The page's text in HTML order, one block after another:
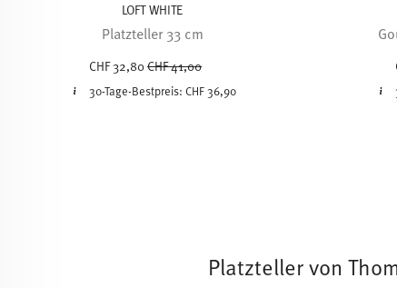
LOFT WHITE
Platzteller 33 cm
CHF 32,80Price reduced from
CHF 41,00
30-Tage-Bestpreis: CHF 36,90
Platzteller von